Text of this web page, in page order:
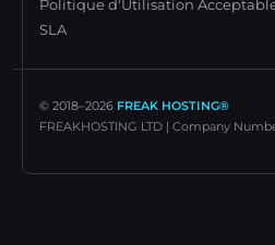
Politique d'Utilisation
SLA
© 2018–2026 FREAK HOSTING®
FREAKHOSTING LTD | Company